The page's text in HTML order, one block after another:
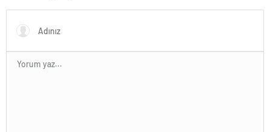
MÃ¼nih DÃ¼nya
KarmasÄ±’nÄ±n genÃ§
futbolcusu hayatÄ±nÄ±